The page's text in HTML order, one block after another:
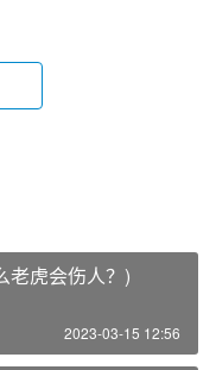
老虎会伤人？)
2023-03-15 12:56